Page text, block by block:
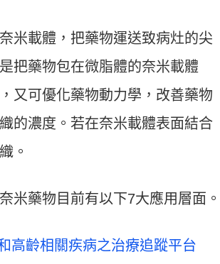
米載體，把藥物運送致病灶的尖
把藥物包在微脂體的奈米載體
又可優化藥物動力學，改善藥物
的濃度。若在奈米載體表面結合
。
米藥物目前有以下7大應用層面。
高齡相關疾病之治療追蹤平台